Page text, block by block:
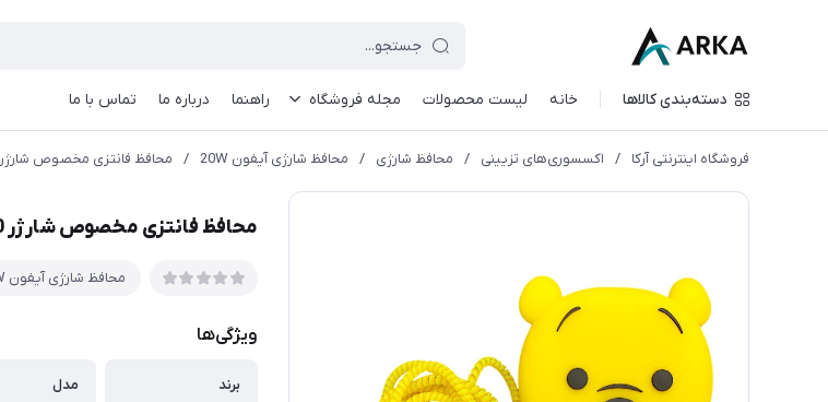
دسته‌بندی کالاها خانه لیست محصولات مجله فروشگاه راهنما درباره ما تماس با ما
فروشگاه اینترنتی آرکا / اکسسوری‌های تزیینی / محافظ شارژی / محافظ شارژی آیفون 20W / محافظ فانتزی مخصوص شارژر 20 وات آیفون طرح وینی د پو
محافظ فانتزی مخصوص شارژر 20 وات آیفون طرح وینی د پو
محافظ شارژی آیفون 20W
ویژگی‌ها
برند
مدل